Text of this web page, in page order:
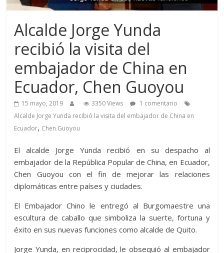
Alcalde Jorge Yunda
recibió la visita del
embajador de China en
Ecuador, Chen Guoyou
15 mayo, 2019 3350 Views
1 comentario
Alcalde Jorge Yunda recibió la visita del embajador de China en
Ecuador, Chen Guoyou
El alcalde Jorge Yunda recibió en su despacho al
embajador de la República Popular de China, en Ecuador,
Chen Guoyou con el fin de mejorar las relaciones
diplomáticas entre países y ciudades.
El Embajador Chino le entregó al Burgomaestre una
escultura de caballo que simboliza la suerte, fortuna y
éxito en sus nuevas funciones como alcalde de Quito.
Jorge Yunda, en reciprocidad, le obsequió al embajador